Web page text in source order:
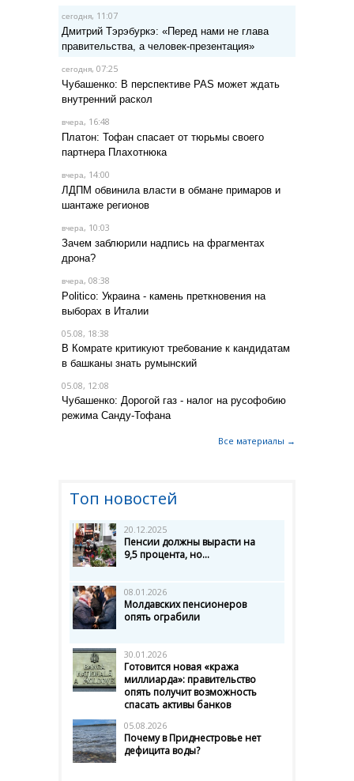
сегодня, 11:07
Дмитрий Тэрэбуркэ: «Перед нами не глава
правительства, а человек-презентация»
сегодня, 07:25
Чубашенко: В перспективе PAS может ждать
внутренний раскол
вчера, 16:48
Платон: Тофан спасает от тюрьмы своего
партнера Плахотнюка
вчера, 14:00
ЛДПМ обвинила власти в обмане примаров и
шантаже регионов
вчера, 10:03
Зачем заблюрили надпись на фрагментах
дрона?
вчера, 08:38
Politico: Украина - камень преткновения на
выборах в Италии
05.08, 18:38
В Комрате критикуют требование к кандидатам
в башканы знать румынский
05.08, 12:08
Чубашенко: Дорогой газ - налог на русофобию
режима Санду-Тофана
Все материалы →
Топ новостей
20.12.2025
Пенсии должны вырасти на
9,5 процента, но...
08.01.2026
Молдавских пенсионеров
опять ограбили
30.01.2026
Готовится новая «кража
миллиарда»: правительство
опять получит возможность
спасать активы банков
05.08.2026
Почему в Приднестровье нет
дефицита воды?